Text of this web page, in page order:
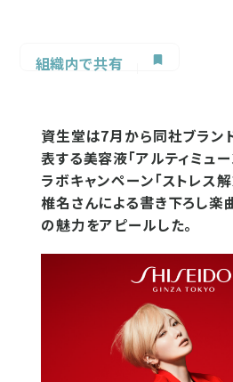
組織内で共有
資生堂は7月から同社ブラン
表する美容液「アルティミュ
ラボキャンペーン「ストレス解
椎名さんによる書き下ろし楽
の魅力をアピールした。